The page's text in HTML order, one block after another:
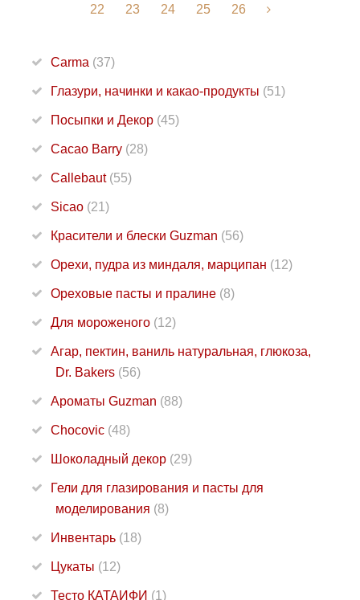
22
23 24 25 26
Carma (37)
Глазури, начинки и какао-продукты (51)
Посыпки и Декор (45)
Cacao Barry (28)
Callebaut (55)
Sicao (21)
Красители и блески Guzman (56)
Орехи, пудра из миндаля, марципан (12)
Ореховые пасты и пралине (8)
Для мороженого (12)
Агар, пектин, ваниль натуральная, глюкоза,
Dr. Bakers (56)
Ароматы Guzman (88)
Chocovic (48)
Шоколадный декор (29)
Гели для глазирования и пасты для
моделирования (8)
Инвентарь (18)
Цукаты (12)
Тесто КАТАИФИ (1)